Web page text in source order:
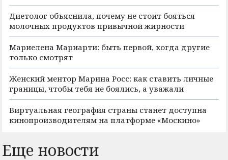
Диетолог объяснила, почему не стоит бояться
молочных продуктов привычной жирности
Мариелена Мариарти: быть первой, когда другие
только смотрят
Женский ментор Марина Росс: как ставить личные
границы, чтобы тебя не боялись, а уважали
Виртуальная география страны станет доступна
кинопроизводителям на платформе «Москино»
Еще новости